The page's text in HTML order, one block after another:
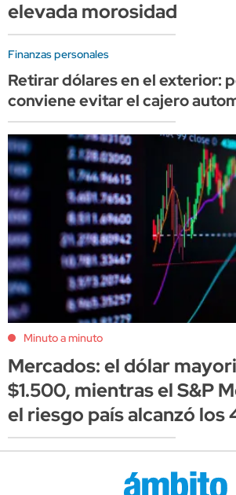
elevada morosidad
Finanzas personales
Retirar dólares en el exterior:
conviene evitar el cajero
Minuto a minuto
Mercados: el dólar
$1.500, mientras el S&P
el riesgo país alcanzó los